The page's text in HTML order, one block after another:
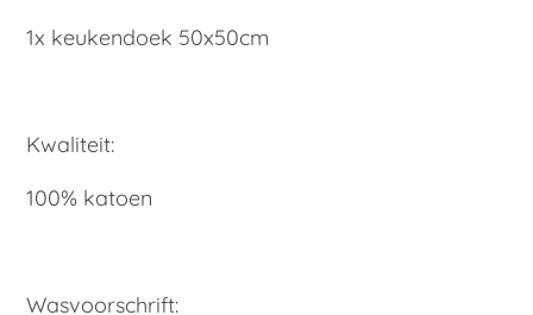
1x keukendoek 50x50cm
Kwaliteit:
100% katoen
Wasvoorschrift: